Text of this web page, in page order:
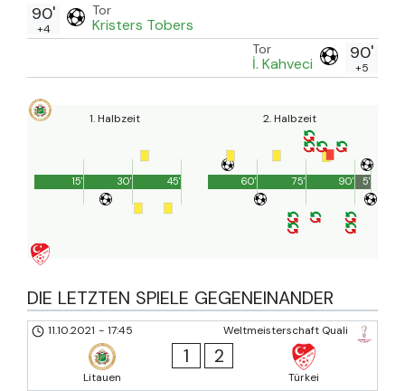
Tor
Kristers Tobers
90'
+4
90'
+5
Tor
İ. Kahveci
1. Halbzeit
45'
15' 30'
2. Halbzeit
90'
60' 75' 5'
DIE LETZTEN SPIELE GEGENEINANDER
Weltmeisterschaft Quali
11.10.2021 - 17:45
Litauen
1 2
Türkei